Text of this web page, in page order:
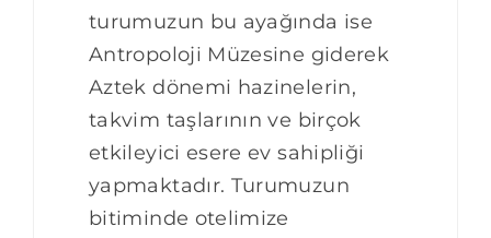
turumuzun bu ayağında ise
Antropoloji Müzesine giderek
Aztek dönemi hazinelerin,
takvim taşlarının ve birçok
etkileyici esere ev sahipliği
yapmaktadır. Turumuzun
bitiminde otelimize